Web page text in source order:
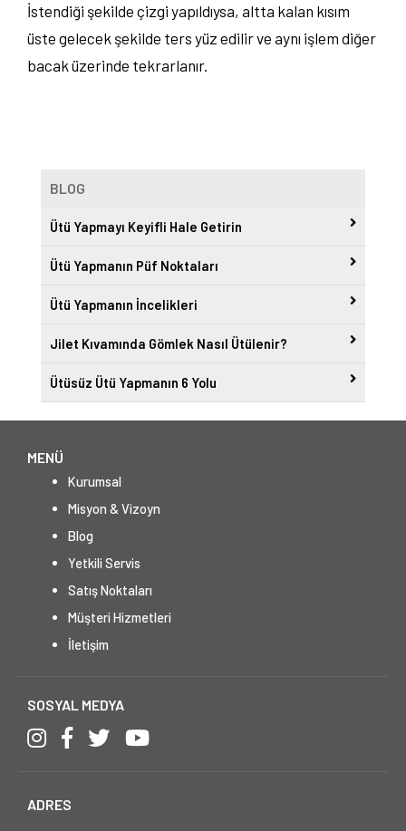
İstendiği şekilde çizgi yapıldıysa, altta kalan kısım
üste gelecek şekilde ters yüz edilir ve aynı işlem diğer
bacak üzerinde tekrarlanır.
BLOG
Ütü Yapmayı Keyifli Hale Getirin
Ütü Yapmanın Püf Noktaları
Ütü Yapmanın İncelikleri
Jilet Kıvamında Gömlek Nasıl Ütülenir?
Ütüsüz Ütü Yapmanın 6 Yolu
MENÜ
Kurumsal
Misyon & Vizoyn
Blog
Yetkili Servis
Satış Noktaları
Müşteri Hizmetleri
İletişim
SOSYAL MEDYA
ADRES